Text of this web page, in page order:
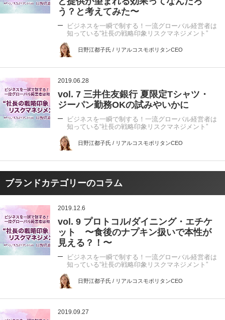
う？と考えてみた〜
ビジネスを一瞬で制する！一流グローバル経営者は
知っている“社長の戦略印象リスクマネジメント”
日野江都子氏 / リアルコスモポリタンCEO
2019.06.28
vol. 7 三井住友銀行 夏限定Tシャツ・
ジーパン勤務OKの試みやいかに
ビジネスを一瞬で制する！一流グローバル経営者は
知っている“社長の戦略印象リスクマネジメント”
日野江都子氏 / リアルコスモポリタンCEO
ブランドカテゴリーのコラム
2019.12.6
vol. 9 プロトコル/ダイニング・エチケ
ット 〜食後のナプキン扱いで本性が
見える？！〜
ビジネスを一瞬で制する！一流グローバル経営者は
知っている“社長の戦略印象リスクマネジメント”
日野江都子氏 / リアルコスモポリタンCEO
2019.09.27